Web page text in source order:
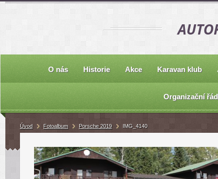
O nás Historie Akce Karavan klub
Organizační řád
Úvod Fotoalbum Porsche 2019 IMG_4140